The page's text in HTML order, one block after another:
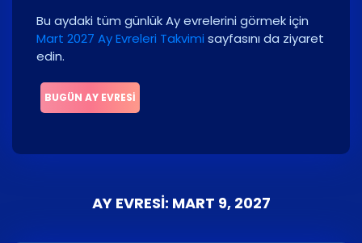
Bu aydaki tüm günlük Ay evrelerini görmek için
Mart 2027 Ay Evreleri Takvimi sayfasını da ziyaret
edin.
BUGÜN AY EVRESI
AY EVRESI: MART 9, 2027